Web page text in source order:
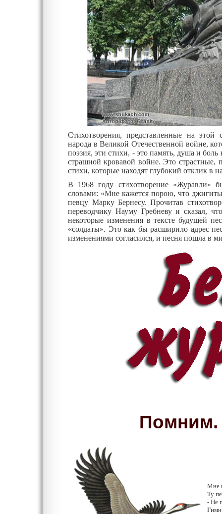
Стихотворения, представленные на этой
народа в Великой Отечественной войне, который нашел отражение в многонациональной
поэзия, эти стихи, - это память, душа и боль каждого народа, потерявшего своих сынов и дочерей в той
страшной кровавой войне. Это страстные, полные любви к Родине и ненависти к врагам стихи. Это
стихи, которые находят глубокий отклик в
В 1968 году стихотворение «Журавли» было напечатано в журнале «Новый мир» и
словами: «Мне кажется порою, что джигиты, с кровавых не пришедшие полей…» и попалось на глаза
певцу Марку Бернесу. Прочитав стихотворение «Журавли», возбуждённый Бернес позвонил поэту-
переводчику Науму Гребневу и сказал, что хочет
некоторые изменения в тексте будущей песни, и Гребнев
«солдаты». Это как бы расширило адрес песни, придало ей общенародное звучание. Расул
изменениями согласился, и песня пошла
Помним.
Мне
Ту
- Не
Гимн